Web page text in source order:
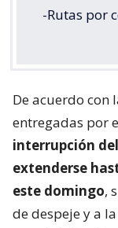
-Rutas por
De acuerdo con
entregadas por
interrupción
extenderse
este domingo,
de despeje y a